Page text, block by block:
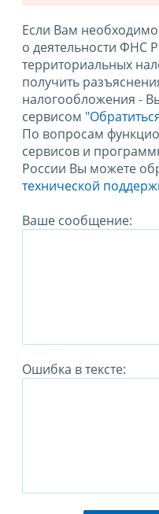
Если Вам
о деятельности ФНС
территориальных
получить
налогообложения -
сервисом
По вопросам
сервисов и
России Вы можете
технической
Ваше сообщение:
Ошибка в тексте: